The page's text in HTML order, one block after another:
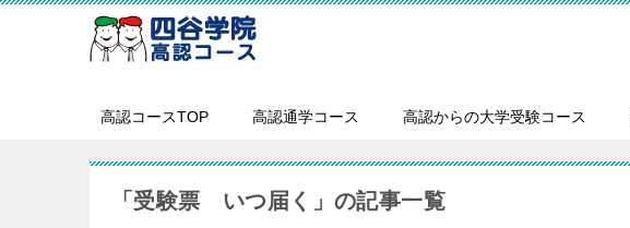
高認コースTOP 高認通学コース 高認からの大学受験コース
「受験票 いつ届く」の記事一覧